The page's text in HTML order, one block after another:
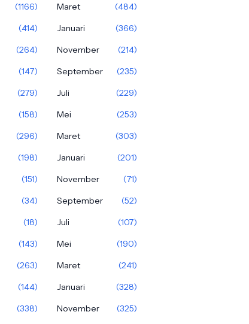
(1166) Maret
(484)
(414) Januari
(366)
(264) November
(214)
(147) September
(235)
(279) Juli
(229)
(158) Mei
(253)
(296) Maret
(303)
(198) Januari
(201)
(151) November
(71)
(34) September
(52)
(18) Juli
(107)
(143) Mei
(190)
(263) Maret
(241)
(144) Januari
(328)
(338) November
(325)